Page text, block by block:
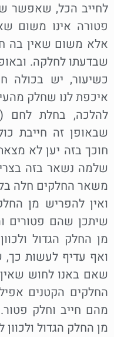
לחייב הכל, שאפשר
פטורה אינו משום
אלא משום שאין בה
שבדעתו לחלקה.
כשיעור, יש בכולה
איכפת לנו שחלק
להלכה, בחלת לחם
שבאופן זה חייבת
חוכך בזה יען לא
שלמה נשאר בזה
משאר החלקים חלה
ואין להפריש מן
שיתכן שהם פטורים
מן החלק הגדול
ואף עדיף לעשות
שאם באנו לחוש
החלקים הקטנים
מהם חייב וחלק
מן החלק הגדול